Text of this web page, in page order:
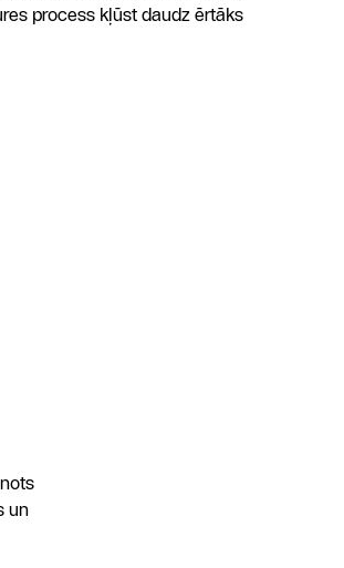
process kļūst daudz ērtāks
un